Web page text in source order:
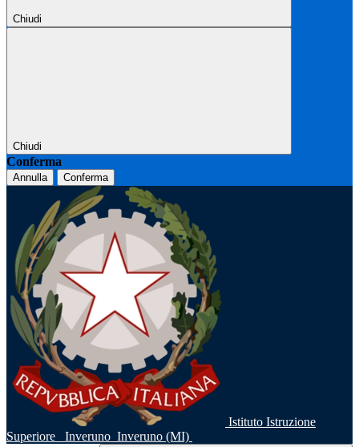
Chiudi
Chiudi
Conferma
Annulla Conferma
Istituto Istruzione
Superiore
Inveruno Inveruno (MI)